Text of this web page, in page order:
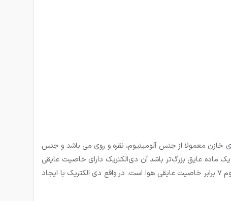
خازن معمولا از جنس آلومینیوم، نقره و روی می باشد و جنس
ماده عایق بزرگ‌تر باشد آن دی‌الکتریک دارای خاصیت عایقی
بهتر است. به عنوان مثال، ضریب دی‌الکتریک هوا ۱ و ضریب دی‌الکتریک اکسید آلومینیوم ۷ می‌باشد؛ بنابراین خاصیت عایقی اکسید آلومینیوم ۷ برابر خاصیت عایقی هوا است. در واقع دی الکتریک با ایجاد